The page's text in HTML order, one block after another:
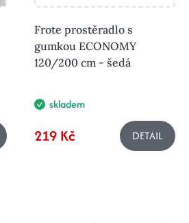
Frote prostěradlo s
gumkou ECONOMY
120/200 cm - šedá
skladem
219 Kč DETAIL